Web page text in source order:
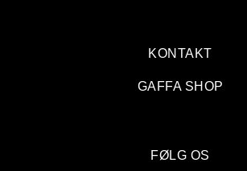
KONTAKT
GAFFA SHOP
FØLG OS